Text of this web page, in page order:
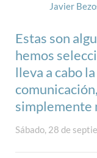
Javier
Estas son
hemos
lleva a cabo
simplemente
Sábado, 28 de